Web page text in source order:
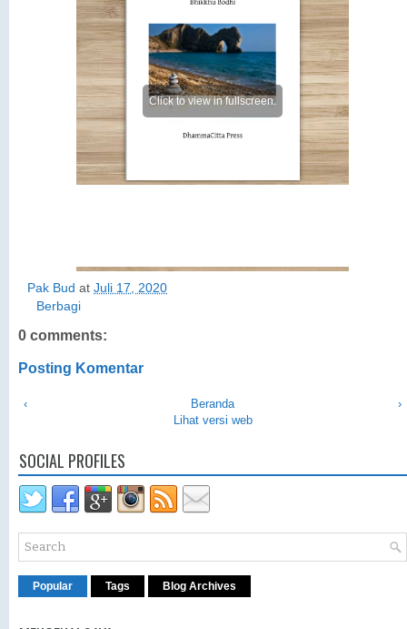
Pak Bud at Juli 17, 2020
Berbagi
0 comments:
Posting Komentar
‹ ›
Beranda
Lihat versi web
SOCIAL PROFILES
Popular Tags Blog Archives